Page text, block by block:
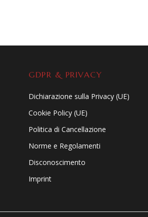
GDPR & PRIVACY
Dichiarazione sulla Privacy (UE)
Cookie Policy (UE)
Politica di Cancellazione
Norme e Regolamenti
Disconoscimento
Imprint